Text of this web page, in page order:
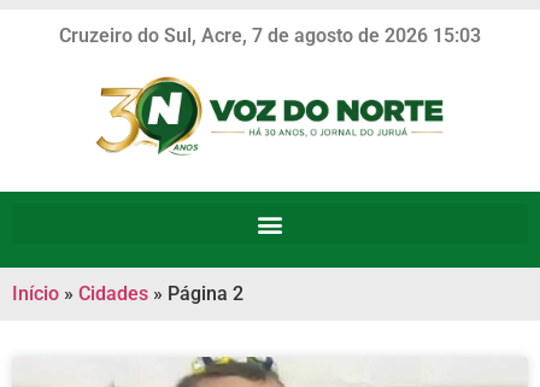
Cruzeiro do Sul, Acre, 7 de agosto de 2026 15:03
Início » Cidades » Página 2